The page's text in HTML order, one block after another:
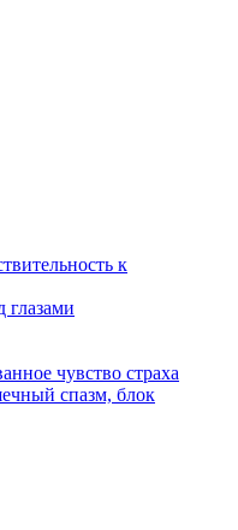
к
глазами
чувство страха
спазм, блок